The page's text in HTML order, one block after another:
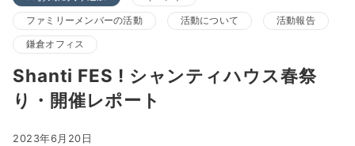
ファミリーメンバーの活動 活動について 活動報告
鎌倉オフィス
Shanti FES ! シャンティハウス春祭
り・開催レポート
2023年6月20日